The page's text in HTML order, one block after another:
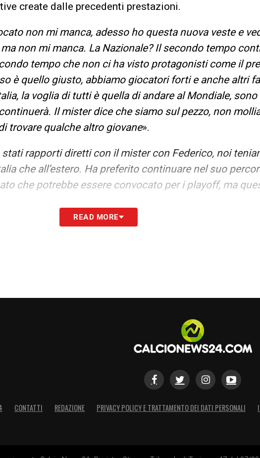
create dalle precedenti prestazioni.
non mi manca, adesso ho questa nuova veste e
non mi manca. La Nazionale? Il secondo tempo
tempo che non ci ha visto protagonisti come il
è quello giusto, abbiamo giocatori forti e anche altri
la voglia di tutti è quella di andare al Mondiale,
Il mister dice che siamo sul pezzo, non
trovare qualche altro giovane».
stati rapporti diretti con il mister con Federico, noi
che all’estero. Ha preferito continuare nel suo
che potrebbe essere convocato per i playoff, ma
DI BONUCCI SU JUVENTUSNEWS24
READ MORE
CONTATTI REDAZIONE PRIVACY POLICY E TRATTAMENTO DEI DATI PERSONALI